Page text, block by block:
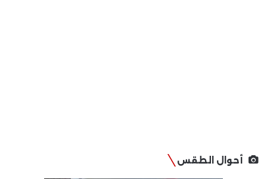
أحوال الطقس